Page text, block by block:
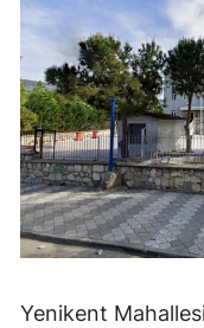
Yenikent